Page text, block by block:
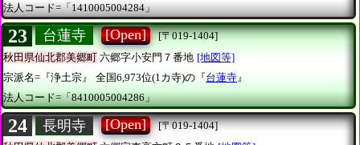
法人コード=「1410005004284」
23 台蓮寺 [Open]
[〒019-1404]
秋田県仙北郡美郷町 六郷字小安門７番地 [地図等]
宗派名=『浄土宗』
全国6,973位(1カ寺)の『台蓮寺 』
法人コード=「8410005004286」
24 長明寺 [Open]
[〒019-1404]